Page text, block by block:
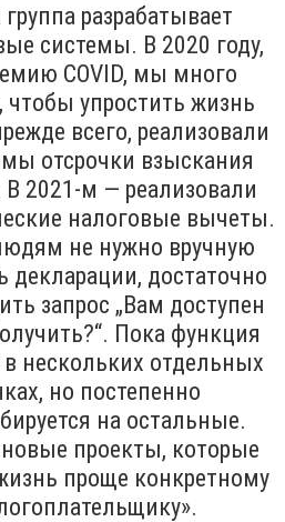
разрабатывает
системы. В 2020 году,
COVID, мы много
чтобы упростить жизнь
всего, реализовали
отсрочки взыскания
В 2021-м — реализовали
налоговые вычеты.
не нужно вручную
декларации, достаточно
запрос „Вам доступен
Пока функция
в нескольких отдельных
но постепенно
на остальные.
проекты, которые
проще конкретному